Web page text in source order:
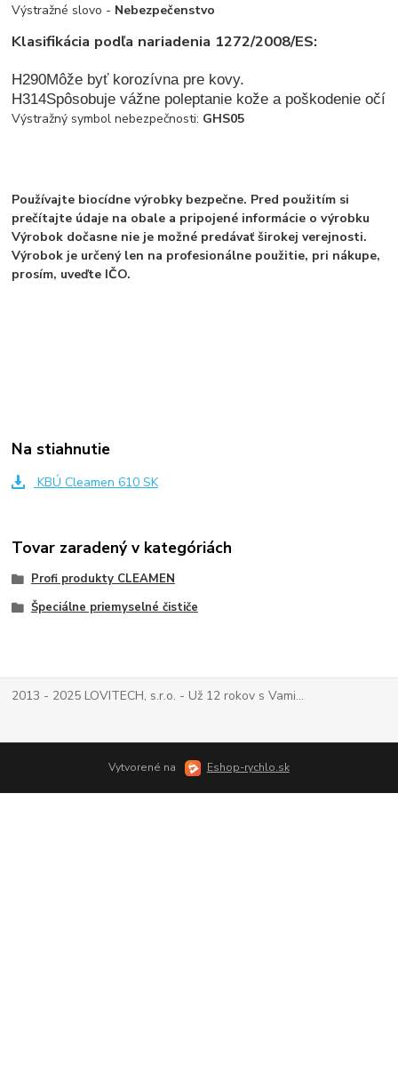
Výstražné slovo - Nebezpečenstvo
Klasifikácia podľa nariadenia 1272/2008/ES:
H290Môže byť korozívna pre kovy.
H314Spôsobuje vážne poleptanie kože a poškodenie očí
Výstražný symbol nebezpečnosti: GHS05
Používajte biocídne výrobky bezpečne. Pred použitím si
prečítajte údaje na obale a pripojené informácie o výrobku
Výrobok dočasne nie je možné predávať širokej verejnosti.
Výrobok je určený len na profesionálne použitie, pri nákupe,
prosím, uveďte IČO.
Na stiahnutie
KBÚ Cleamen 610 SK
Tovar zaradený v kategóriách
Profi produkty CLEAMEN
Špeciálne priemyselné čističe
2013 - 2025 LOVITECH, s.r.o. - Už 12 rokov s Vami...
Vytvorené na Eshop-rychlo.sk